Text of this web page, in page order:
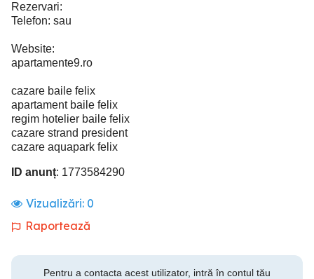
Rezervari:
Telefon: sau
Website:
apartamente9.ro
cazare baile felix
apartament baile felix
regim hotelier baile felix
cazare strand president
cazare aquapark felix
ID anunț: 1773584290
Vizualizări: 0
Raportează
Pentru a contacta acest utilizator, intră în contul tău